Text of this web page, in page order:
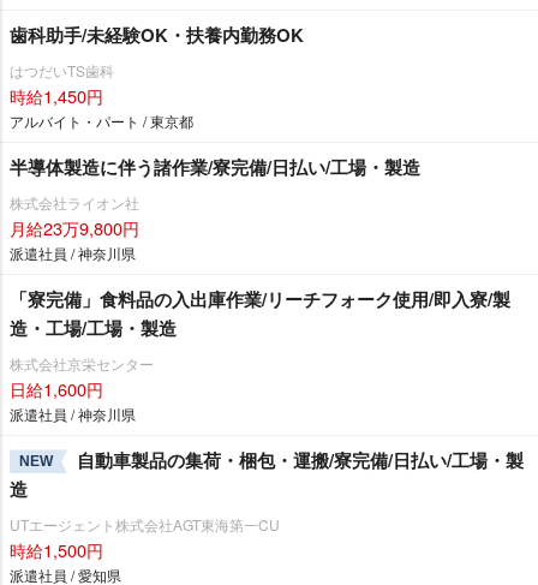
歯科助手/未経験OK・扶養内勤務OK
はつだいTS歯科
時給1,450円
アルバイト・パート / 東京都
半導体製造に伴う諸作業/寮完備/日払い/工場・製造
株式会社ライオン社
月給23万9,800円
派遣社員 / 神奈川県
「寮完備」食料品の入出庫作業/リーチフォーク使用/即入寮/製
造・工場/工場・製造
株式会社京栄センター
日給1,600円
派遣社員 / 神奈川県
NEW
自動車製品の集荷・梱包・運搬/寮完備/日払い/工場・製
造
UTエージェント株式会社AGT東海第一CU
時給1,500円
派遣社員 / 愛知県